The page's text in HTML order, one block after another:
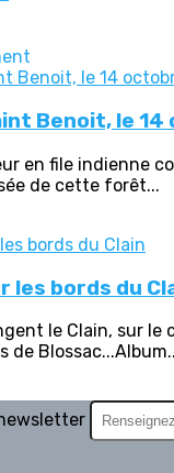
Benoit, le
en file indienne
de cette forêt...
les bords du
le Clain, sur le
de